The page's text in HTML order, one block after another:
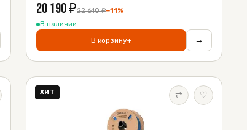
20 190₽22 610₽−11%
В наличии
В корзину+ →
ХИТ ⇄ ♡